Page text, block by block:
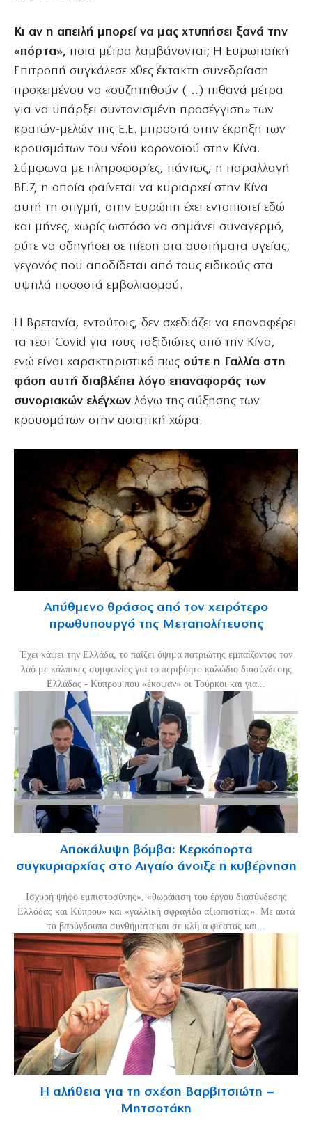
Κι αν η απειλή μπορεί να μας χτυπήσει ξανά την
«πόρτα», ποια μέτρα λαμβάνονται; Η Ευρωπαϊκή
Επιτροπή συγκάλεσε χθες έκτακτη συνεδρίαση
προκειμένου να «συζητηθούν (…) πιθανά μέτρα
για να υπάρξει συντονισμένη προσέγγιση» των
κρατών-μελών της Ε.Ε. μπροστά στην έκρηξη των
κρουσμάτων του νέου κορονοϊού στην Κίνα.
Σύμφωνα με πληροφορίες, πάντως, η παραλλαγή
BF.7, η οποία φαίνεται να κυριαρχεί στην Κίνα
αυτή τη στιγμή, στην Ευρώπη έχει εντοπιστεί εδώ
και μήνες, χωρίς ωστόσο να σημάνει συναγερμό,
ούτε να οδηγήσει σε πίεση στα συστήματα υγείας,
γεγονός που αποδίδεται από τους ειδικούς στα
υψηλά ποσοστά εμβολιασμού.
Η Βρετανία, εντούτοις, δεν σχεδιάζει να επαναφέρει
τα τεστ Covid για τους ταξιδιώτες από την Κίνα,
ενώ είναι χαρακτηριστικό πως ούτε η Γαλλία στη
φάση αυτή διαβλέπει λόγο επαναφοράς των
συνοριακών ελέγχων λόγω της αύξησης των
κρουσμάτων στην ασιατική χώρα.
Απύθμενο θράσος από τον χειρότερο
πρωθυπουργό της Μεταπολίτευσης
Έχει κάψει την Ελλάδα, το παίζει όψιμα πατριώτης εμπαίζοντας τον
λαό με κάλπικες συμφωνίες για το περιβόητο καλώδιο διασύνδεσης
Ελλάδας - Κύπρου που «έκοψαν» οι Τούρκοι και για...
Αποκάλυψη βόμβα: Κερκόπορτα
συγκυριαρχίας στο Αιγαίο άνοιξε η κυβέρνηση
Ισχυρή ψήφο εμπιστοσύνης», «θωράκιση του έργου διασύνδεσης
Ελλάδας και Κύπρου» και «γαλλική σφραγίδα αξιοπιστίας». Με αυτά
τα βαρύγδουπα συνθήματα και σε κλίμα φιέστας και...
Η αλήθεια για τη σχέση Βαρβιτσιώτη –
Μητσοτάκη